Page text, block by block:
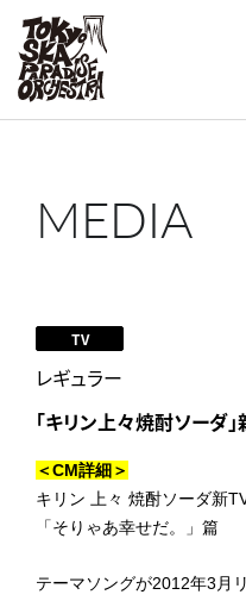
MEDIA
レギュラー
TV
「キリン上々焼酎ソーダ
＜CM詳細＞
キリン 上々 焼酎ソーダ新
「そりゃあ幸せだ。」篇
テーマソングが2012年3月